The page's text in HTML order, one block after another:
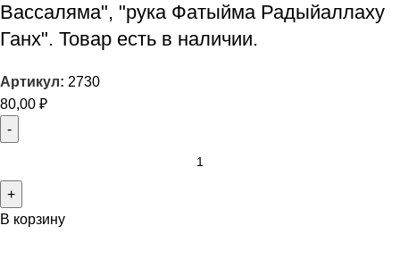
Вассаляма", "рука Фатыйма Радыйаллаху
Ганх". Товар есть в наличии.
Артикул: 2730
80,00 ₽
В корзину